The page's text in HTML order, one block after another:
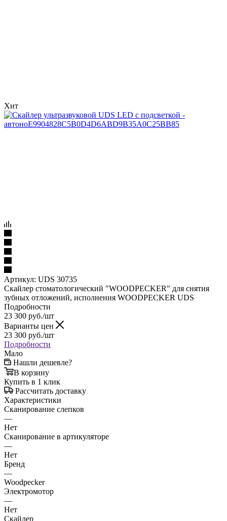
Хит
Артикул: UDS 30735
Скайлер стоматологический "WOODPECKER" для снятия
зубных отложений, исполнения WOODPECKER UDS
Подробности
23 300 руб./шт
Варианты цен
23 300 руб./шт
Подробности
Мало
Нашли дешевле?
В корзину
Купить в 1 клик
Рассчитать доставку
Характеристики
Сканирование слепков
—
Нет
Сканирование в артикуляторе
—
Нет
Бренд
—
Woodpecker
Электромотор
—
Нет
Скайлер